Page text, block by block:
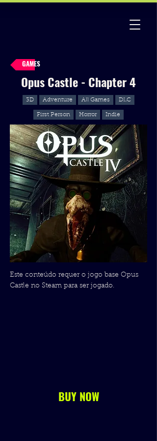
GAMES
Opus Castle - Chapter 4
3D Adventure All Games DLC
First Person Horror Indie
Este conteúdo requer o jogo base Opus
Castle no Steam para ser jogado.
BUY NOW